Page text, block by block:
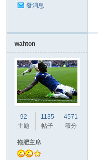
發消息
wahton
92
主題
1135
帖子
4571
積分
拖肥主席